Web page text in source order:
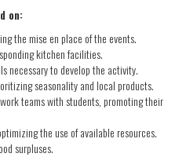
on:
the mise en place of the events.
kitchen facilities.
necessary to develop the activity.
seasonality and local products.
teams with students, promoting their
the use of available resources.
surpluses.